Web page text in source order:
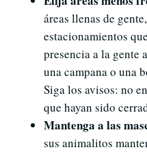
áreas llenas de
estacionamientos
presencia a la gente
una campana o una
Siga los avisos: no
que hayan sido
Mantenga a las
sus animalitos